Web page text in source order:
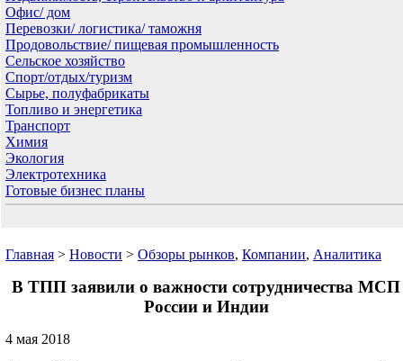
Офис/ дом
Перевозки/ логистика/ таможня
Продовольствие/ пищевая промышленность
Сельское хозяйство
Спорт/отдых/туризм
Сырье, полуфабрикаты
Топливо и энергетика
Транспорт
Химия
Экология
Электротехника
Готовые бизнес планы
Главная > Новости > Обзоры рынков, Компании, Аналитика
В ТПП заявили о важности сотрудничества МСП
России и Индии
4 мая 2018